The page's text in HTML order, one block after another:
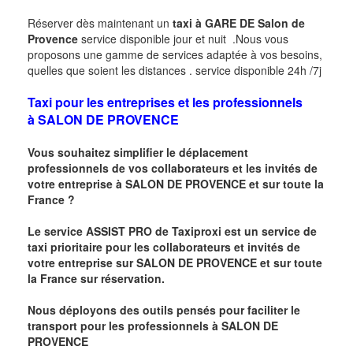
Réserver dès maintenant un taxi à GARE DE Salon de
Provence service disponible jour et nuit .Nous vous
proposons une gamme de services adaptée à vos besoins,
quelles que soient les distances . service disponible 24h /7j
Taxi pour les entreprises et les professionnels
àSALON DE PROVENCE
Vous souhaitez simplifier le déplacement
professionnels de vos collaborateurs et les invités de
votre entreprise à SALON DE PROVENCE et sur toute la
France ?
Le service ASSIST PRO de Taxiproxi est un service de
taxi prioritaire pour les collaborateurs et invités de
votre entreprise surSALON DE PROVENCE et sur toute
la France sur réservation.
Nous déployons des outils pensés pour faciliter le
transport pour les professionnels à SALON DE
PROVENCE